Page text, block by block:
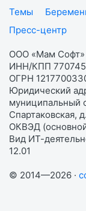
Темы
Пресс-центр
ООО «Мам Софт»
ИНН/КПП
ОГРН
Юридический
муниципальный
Спартаковская,
ОКВЭД
Вид ИТ-
12.01
© 2014—2026 ·